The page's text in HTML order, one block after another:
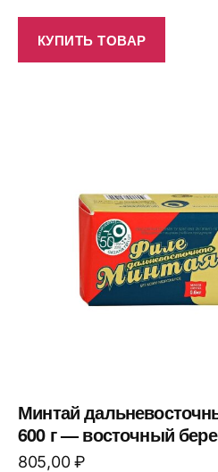
КУПИТЬ ТОВАР
Минтай
600 г — восточный
805,00₽